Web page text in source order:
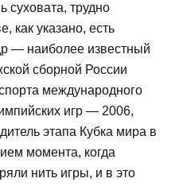
суховата, трудно
как указано, есть
— наиболее известный
сборной России
международного
игр — 2006,
этапа Кубка мира в
момента, когда
нить игры, и в это